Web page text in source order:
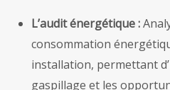
L’audit énergétique :
consommation
installation, permettant
gaspillage et les